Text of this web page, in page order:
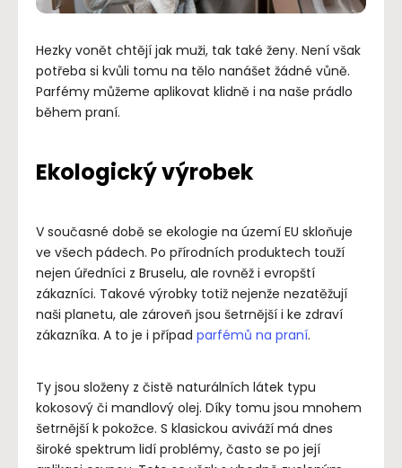
Hezky vonět chtějí jak muži, tak také ženy. Není však
potřeba si kvůli tomu na tělo nanášet žádné vůně.
Parfémy můžeme aplikovat klidně i na naše prádlo
během praní.
Ekologický výrobek
V současné době se ekologie na území EU skloňuje
ve všech pádech. Po přírodních produktech touží
nejen úředníci z Bruselu, ale rovněž i evropští
zákazníci. Takové výrobky totiž nejenže nezatěžují
naši planetu, ale zároveň jsou šetrnější i ke zdraví
zákazníka. A to je i případ parfémů na praní.
Ty jsou složeny z čistě naturálních látek typu
kokosový či mandlový olej. Díky tomu jsou mnohem
šetrnější k pokožce. S klasickou aviváží má dnes
široké spektrum lidí problémy, často se po její